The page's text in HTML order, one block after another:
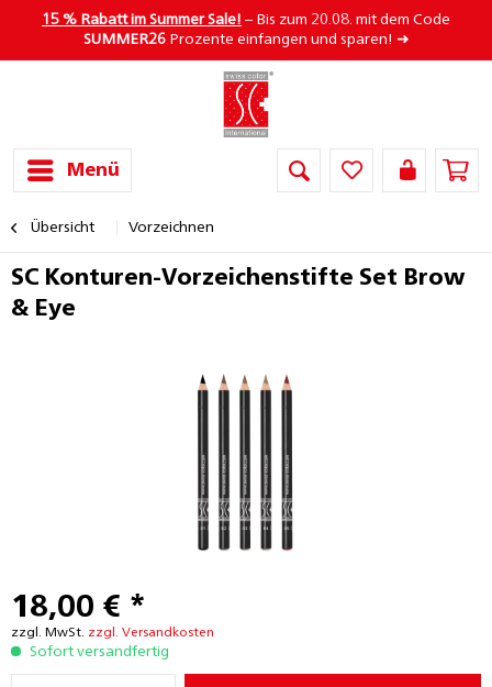
15 % Rabatt im Summer Sale! – Bis zum 20.08. mit dem Code
SUMMER26Prozente einfangen und sparen! ➜
Menü
Übersicht Vorzeichnen
SC Konturen-Vorzeichenstifte Set Brow
& Eye
18,00 € *
zzgl. MwSt. zzgl. Versandkosten
Sofort versandfertig